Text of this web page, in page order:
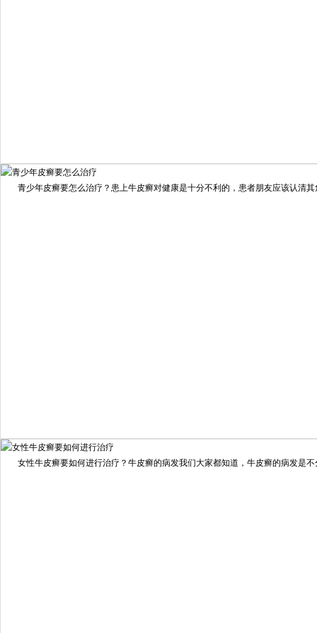
我要咨询我要预约
擅长：住院部主任 【个人简介】 肖建华，成都银康银屑病...
我要咨询 我要预约
青少年皮癣要怎么治疗？患上牛皮癣对健康是十分不利的，患者朋友应该认清其
女性牛皮癣要如何进行治疗？牛皮癣的病发我们大家都知道，牛皮癣的病发是不